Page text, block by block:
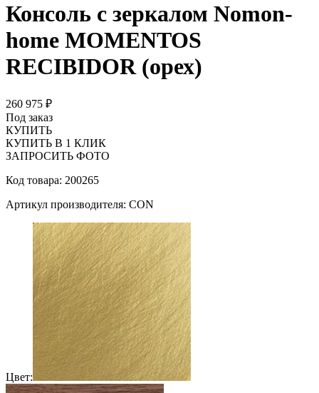
Консоль с зеркалом Nomon-
home MOMENTOS
RECIBIDOR (орех)
260 975 ₽
Под заказ
КУПИТЬ
КУПИТЬ В 1 КЛИК
ЗАПРОСИТЬ ФОТО
Код товара: 200265
Артикул производителя: CON
Цвет: